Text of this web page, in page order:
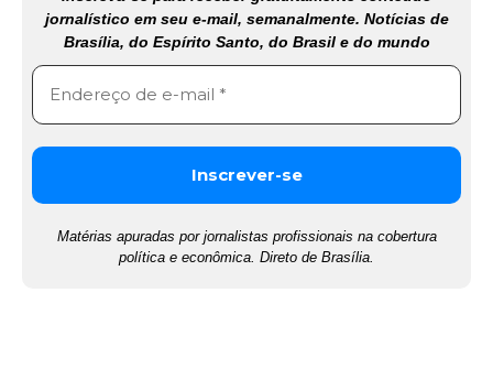
jornalístico em seu e-mail, semanalmente. Notícias de
Brasília, do Espírito Santo, do Brasil e do mundo
Matérias apuradas por jornalistas profissionais na cobertura
política e econômica. Direto de Brasília.